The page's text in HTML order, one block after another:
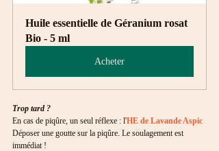
Huile essentielle de Géranium rosat
Bio - 5 ml
Acheter
Trop tard ?
En cas de piqûre, un seul réflexe : l'HE de Lavande Aspic
Déposer une goutte sur la piqûre. Le soulagement est
immédiat !